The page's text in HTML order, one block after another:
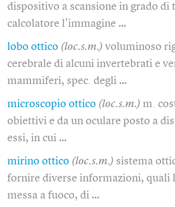
dispositivo a scansione in grado di
calcolatore l'immagine …
lobo ottico (loc.s.m.) voluminoso
cerebrale di alcuni invertebrati e
mammiferi, spec. degli …
microscopio ottico (loc.s.m.) m.
obiettivi e da un oculare posto a
essi, in cui …
mirino ottico (loc.s.m.) sistema
fornire diverse informazioni, quali
messa a fuoco, di …